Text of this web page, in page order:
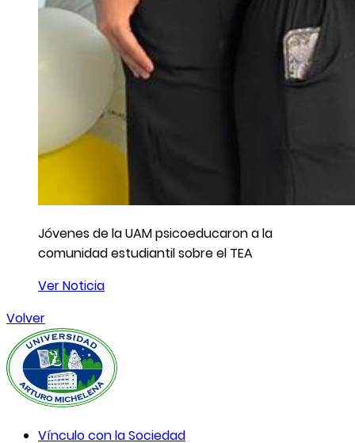
Jóvenes de la UAM psicoeducaron a la
comunidad estudiantil sobre el TEA
Ver Noticia
Volver
Vínculo con la Sociedad